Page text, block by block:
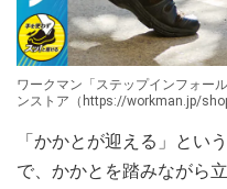
ワークマン「ステップインフォー
ンストア（https://workman.jp/
「かかとが迎える」とい
で、かかとを踏みながら